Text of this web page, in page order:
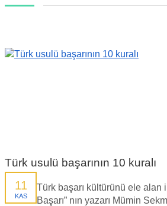
Türk usulü başarının 10 kuralı
11
KAS
Türk başarı kültürünü ele alan
Başarı” nın yazarı Mümin